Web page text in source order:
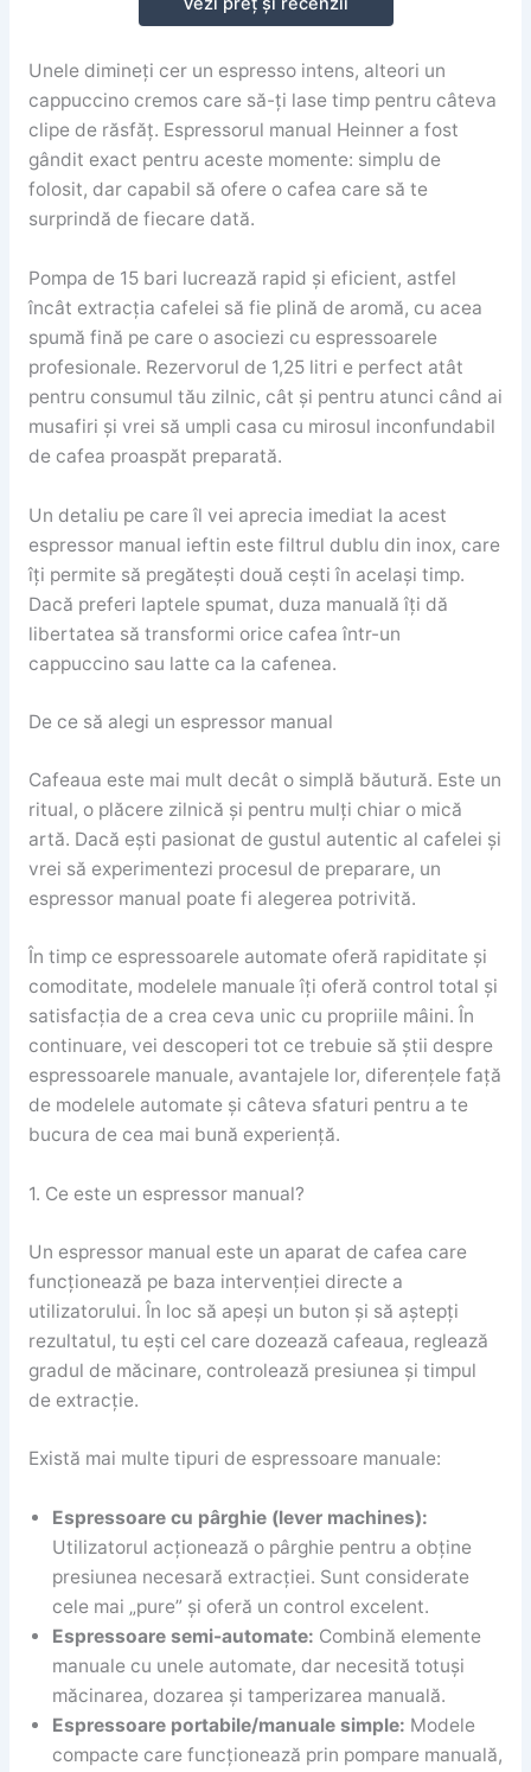
Unele dimineți cer un espresso intens, alteori un
cappuccino cremos care să-ți lase timp pentru câteva
clipe de răsfăț. Espressorul manual Heinner a fost
gândit exact pentru aceste momente: simplu de
folosit, dar capabil să ofere o cafea care să te
surprindă de fiecare dată.
Pompa de 15 bari lucrează rapid și eficient, astfel
încât extracția cafelei să fie plină de aromă, cu acea
spumă fină pe care o asociezi cu espressoarele
profesionale. Rezervorul de 1,25 litri e perfect atât
pentru consumul tău zilnic, cât și pentru atunci când ai
musafiri și vrei să umpli casa cu mirosul inconfundabil
de cafea proaspăt preparată.
Un detaliu pe care îl vei aprecia imediat la acest
espressor manual ieftin este filtrul dublu din inox, care
îți permite să pregătești două cești în același timp.
Dacă preferi laptele spumat, duza manuală îți dă
libertatea să transformi orice cafea într-un
cappuccino sau latte ca la cafenea.
De ce să alegi un espressor manual
Cafeaua este mai mult decât o simplă băutură. Este un
ritual, o plăcere zilnică și pentru mulți chiar o mică
artă. Dacă ești pasionat de gustul autentic al cafelei și
vrei să experimentezi procesul de preparare, un
espressor manual poate fi alegerea potrivită.
În timp ce espressoarele automate oferă rapiditate și
comoditate, modelele manuale îți oferă control total și
satisfacția de a crea ceva unic cu propriile mâini. În
continuare, vei descoperi tot ce trebuie să știi despre
espressoarele manuale, avantajele lor, diferențele față
de modelele automate și câteva sfaturi pentru a te
bucura de cea mai bună experiență.
1. Ce este un espressor manual?
Un espressor manual este un aparat de cafea care
funcționează pe baza intervenției directe a
utilizatorului. În loc să apeși un buton și să aștepți
rezultatul, tu ești cel care dozează cafeaua, reglează
gradul de măcinare, controlează presiunea și timpul
de extracție.
Există mai multe tipuri de espressoare manuale:
Espressoare cu pârghie (lever machines):
Utilizatorul acționează o pârghie pentru a obține
presiunea necesară extracției. Sunt considerate
cele mai „pure” și oferă un control excelent.
Espressoare semi-automate: Combină elemente
manuale cu unele automate, dar necesită totuși
măcinarea, dozarea și tamperizarea manuală.
Espressoare portabile/manuale simple: Modele
compacte care funcționează prin pompare manuală,